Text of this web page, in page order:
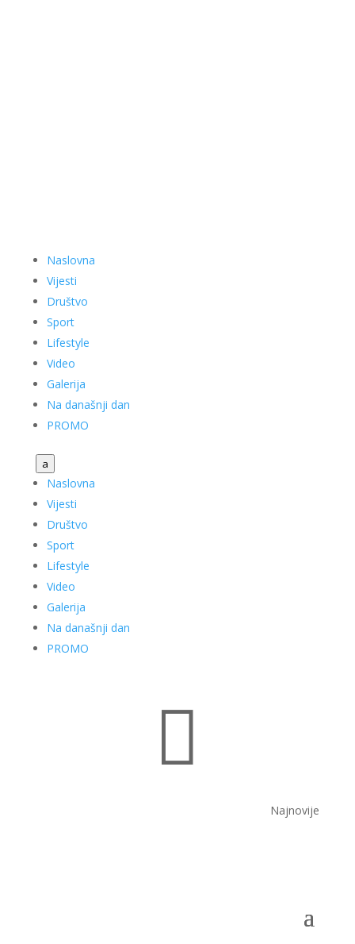
Naslovna
Vijesti
Društvo
Sport
Lifestyle
Video
Galerija
Na današnji dan
PROMO
a
Naslovna
Vijesti
Društvo
Sport
Lifestyle
Video
Galerija
Na današnji dan
PROMO

Najnovije